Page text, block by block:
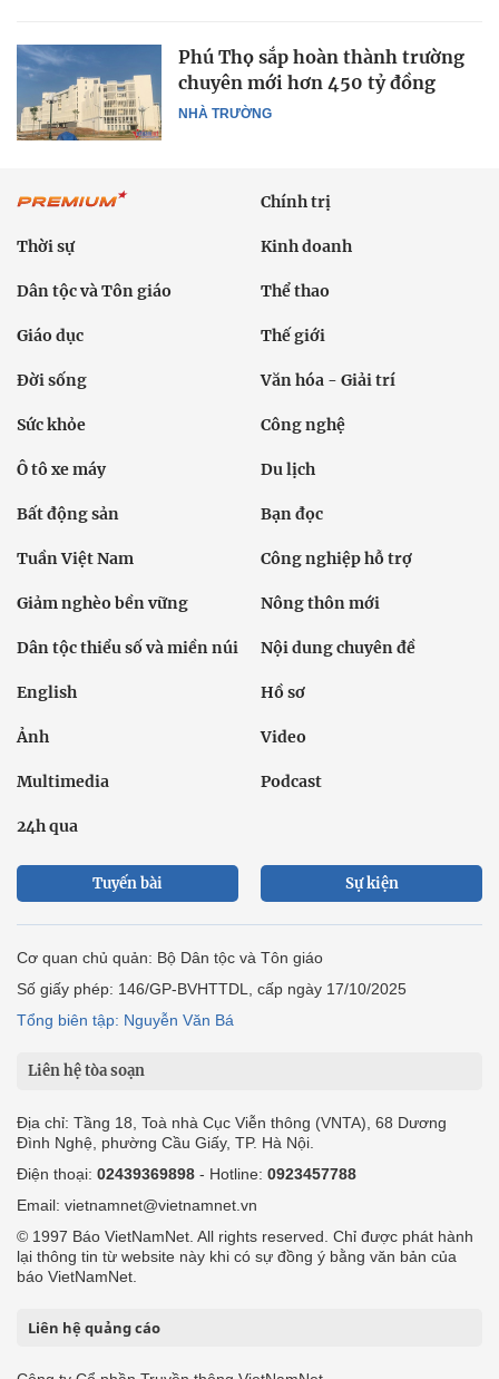
NHÀ TRƯỜNG
Phú Thọ sắp hoàn thành trường
chuyên mới hơn 450 tỷ đồng
Chính trị
Thời sự Kinh doanh
Dân tộc và Tôn giáo Thể thao
Giáo dục Thế giới
Đời sống Văn hóa - Giải trí
Sức khỏe Công nghệ
Ô tô xe máy Du lịch
Bất động sản Bạn đọc
Tuần Việt Nam Công nghiệp hỗ trợ
Giảm nghèo bền vững Nông thôn mới
Dân tộc thiểu số và miền núi Nội dung chuyên đề
English Hồ sơ
Ảnh Video
Multimedia Podcast
24h qua
Tuyến bài Sự kiện
Cơ quan chủ quản: Bộ Dân tộc và Tôn giáo
Số giấy phép: 146/GP-BVHTTDL, cấp ngày 17/10/2025
Tổng biên tập: Nguyễn Văn Bá
Liên hệ tòa soạn
Địa chỉ: Tầng 18, Toà nhà Cục Viễn thông (VNTA), 68 Dương
Đình Nghệ, phường Cầu Giấy, TP. Hà Nội.
Điện thoại: 02439369898 - Hotline: 0923457788
Email: vietnamnet@vietnamnet.vn
© 1997 Báo VietNamNet. All rights reserved. Chỉ được phát hành
lại thông tin từ website này khi có sự đồng ý bằng văn bản của
báo VietNamNet.
Liên hệ quảng cáo